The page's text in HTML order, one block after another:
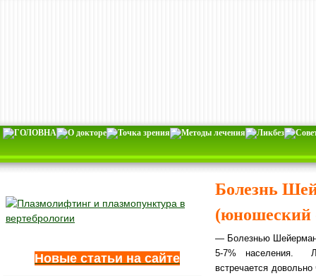
Новые статьи на сайте
Болезнь
(юношеский
— Болезнью
5-7% населения.
встречается